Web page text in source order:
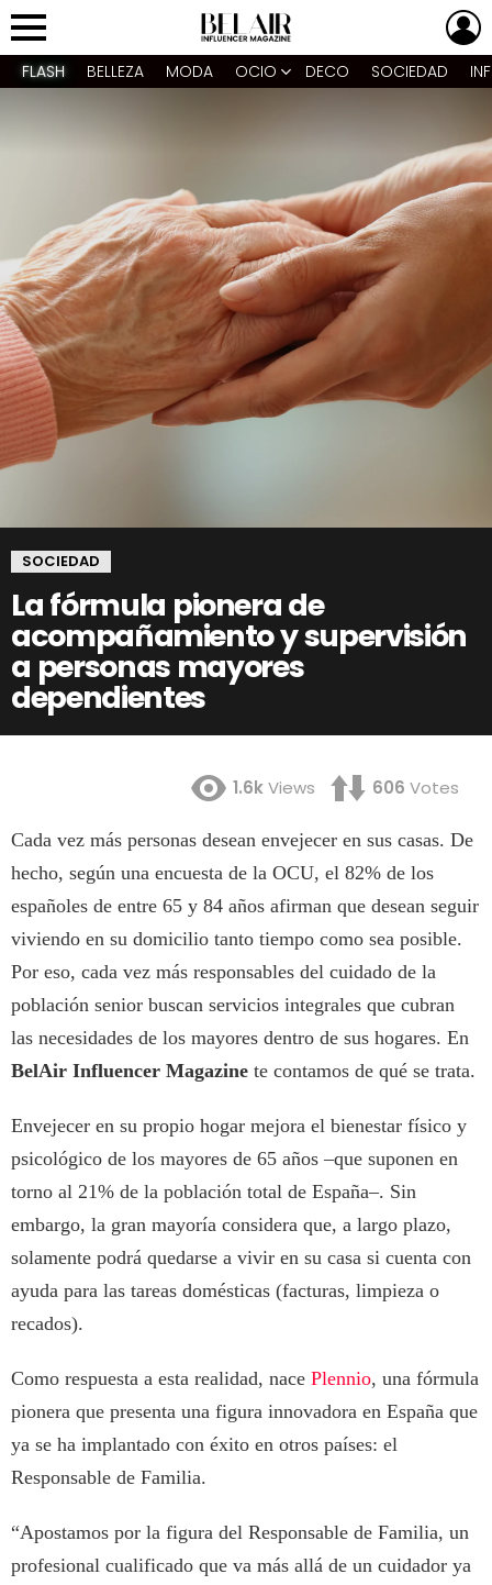
Menu
FLASH BELLEZA MODA OCIO DECO SOCIEDAD
SOCIEDAD
La fórmula pionera de
acompañamiento y supervisión
a personas mayores
dependientes
1.6kViews 606 Votes
Cada vez más personas desean envejecer en sus casas. De
hecho, según una encuesta de la OCU, el 82% de los
españoles de entre 65 y 84 años afirman que desean seguir
viviendo en su domicilio tanto tiempo como sea posible.
Por eso, cada vez más responsables del cuidado de la
población senior buscan servicios integrales que cubran
las necesidades de los mayores dentro de sus hogares. En
BelAir Influencer Magazine te contamos de qué se trata.
Envejecer en su propio hogar mejora el bienestar físico y
psicológico de los mayores de 65 años –que suponen en
torno al 21% de la población total de España–. Sin
embargo, la gran mayoría considera que, a largo plazo,
solamente podrá quedarse a vivir en su casa si cuenta con
ayuda para las tareas domésticas (facturas, limpieza o
recados).
Como respuesta a esta realidad, nace Plennio, una fórmula
pionera que presenta una figura innovadora en España que
ya se ha implantado con éxito en otros países: el
Responsable de Familia.
“Apostamos por la figura del Responsable de Familia, un
profesional cualificado que va más allá de un cuidador ya